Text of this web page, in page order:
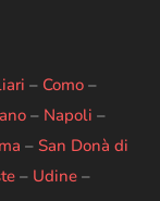
– Como–
– Napoli –
– San Donà di
– Udine–